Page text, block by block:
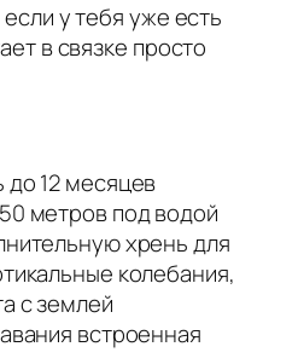
у тебя уже есть
в связке просто
12 месяцев
метров под водой
хрень для
колебания,
с землей
встроенная